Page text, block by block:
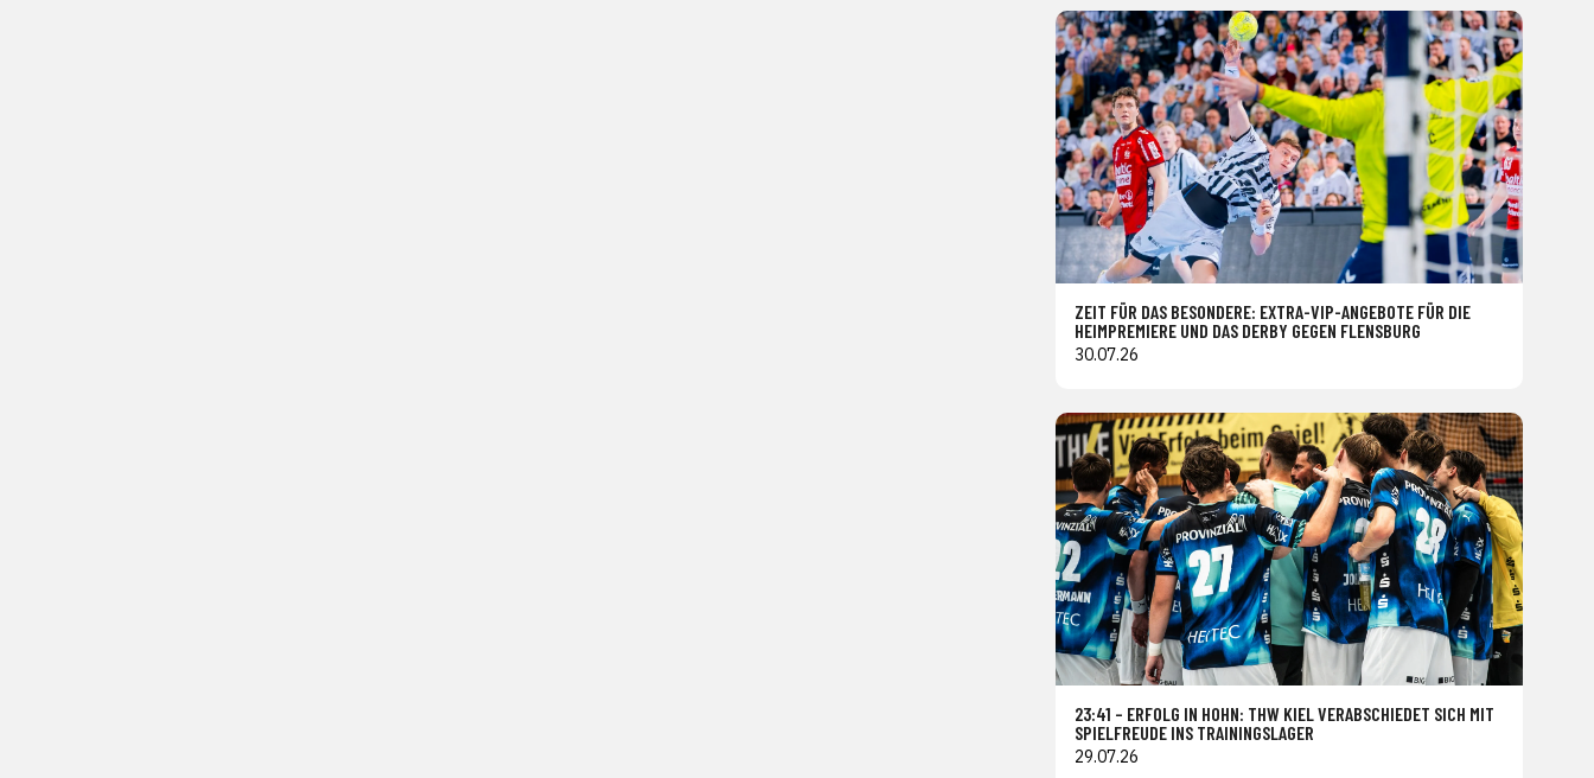
ZEIT FÜR DAS BESONDERE: EXTRA-VIP-ANGEBOTE FÜR DIE
HEIMPREMIERE UND DAS DERBY GEGEN FLENSBURG
30.07.26
23:41 – ERFOLG IN HOHN: THW KIEL VERABSCHIEDET SICH MIT
SPIELFREUDE INS TRAININGSLAGER
29.07.26